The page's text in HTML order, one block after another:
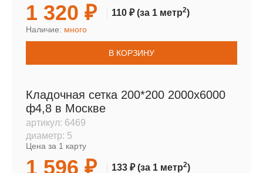
1 320 ₽ 110 ₽(за 1 метр2)
Наличие: много
В КОРЗИНУ
Кладочная сетка 200*200 2000х6000
ф4,8 в Москве
артикул: 6469
диаметр: 5
Цена за 1 карту
1 596 ₽ 133 ₽(за 1 метр2)